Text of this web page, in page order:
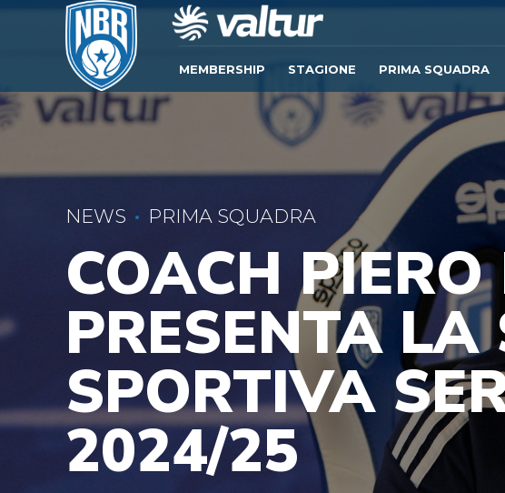
MEMBERSHIP STAGIONE PRIMA SQUADRA
NEWS PRIMA SQUADRA
COACH
PRESENTA LA
SPORTIVA
2024/25